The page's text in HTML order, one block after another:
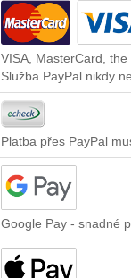
VISA, MasterCard,
Služba PayPal nikdy
Platba přes PayPal
Google Pay - snadné